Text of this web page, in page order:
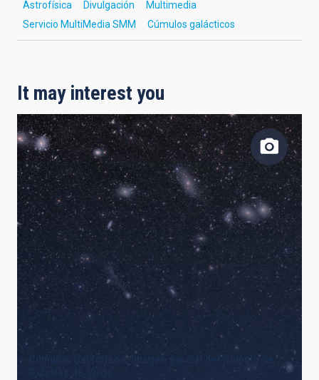
Astrofísica Divulgación
Multimedia
Servicio MultiMedia SMM
Cúmulos galácticos
It may interest you
Cúmulos Galácticos. Imagen parcial del Cúmulo de
Galaxias de Virgo